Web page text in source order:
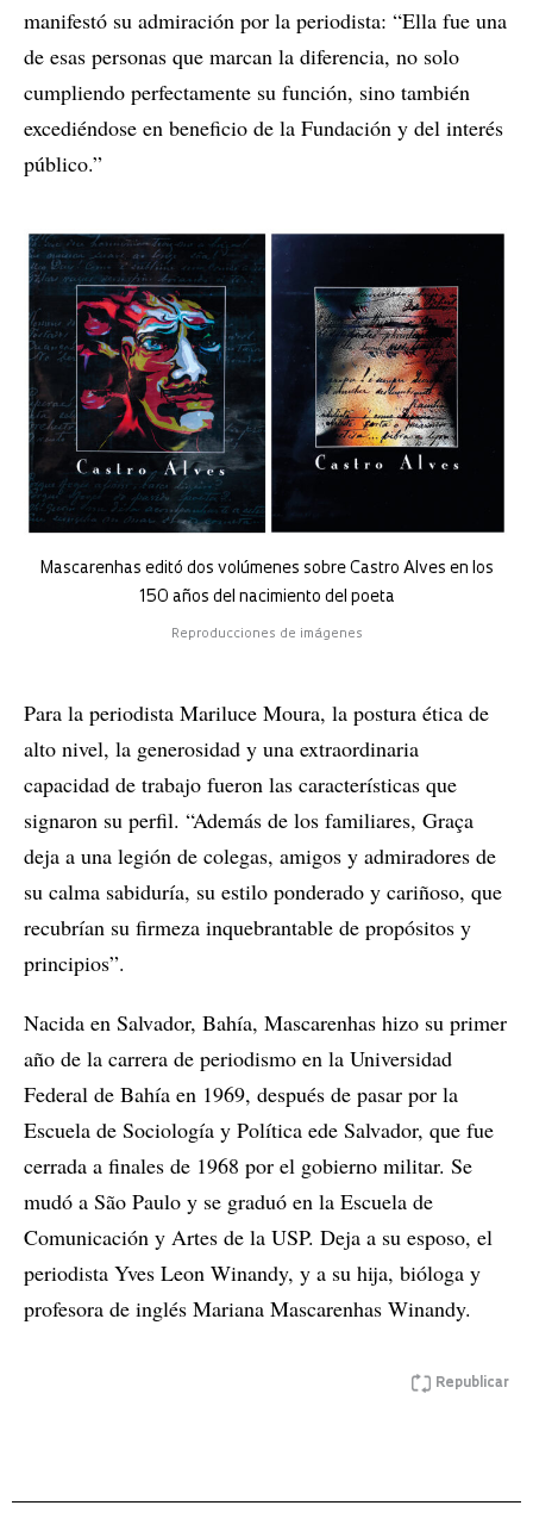
manifestó su admiración por la periodista: “Ella fue una
de esas personas que marcan la diferencia, no solo
cumpliendo perfectamente su función, sino también
excediéndose en beneficio de la Fundación y del interés
público.”
Mascarenhas editó dos volúmenes sobre Castro Alves en los
150 años del nacimiento del poeta
Reproducciones de imágenes
Para la periodista Mariluce Moura, la postura ética de
alto nivel, la generosidad y una extraordinaria
capacidad de trabajo fueron las características que
signaron su perfil. “Además de los familiares, Graça
deja a una legión de colegas, amigos y admiradores de
su calma sabiduría, su estilo ponderado y cariñoso, que
recubrían su firmeza inquebrantable de propósitos y
principios”.
Nacida en Salvador, Bahía, Mascarenhas hizo su primer
año de la carrera de periodismo en la Universidad
Federal de Bahía en 1969, después de pasar por la
Escuela de Sociología y Política ede Salvador, que fue
cerrada a finales de 1968 por el gobierno militar. Se
mudó a São Paulo y se graduó en la Escuela de
Comunicación y Artes de la USP. Deja a su esposo, el
periodista Yves Leon Winandy, y a su hija, bióloga y
profesora de inglés Mariana Mascarenhas Winandy.
Republicar